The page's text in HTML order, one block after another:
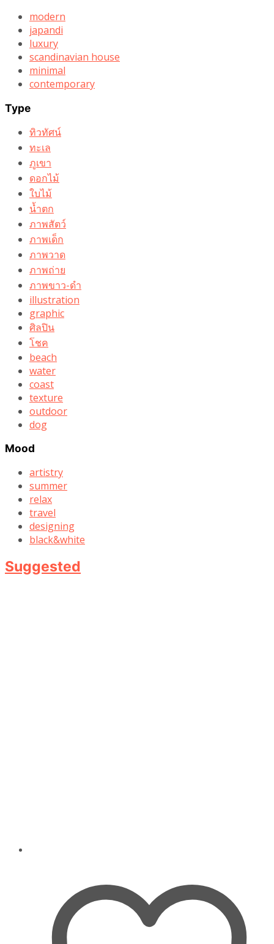
modern
japandi
luxury
scandinavian house
minimal
contemporary
Type
ทิวทัศน์
ทะเล
ภูเขา
ดอกไม้
ใบไม้
น้ำตก
ภาพสัตว์
ภาพเด็ก
ภาพวาด
ภาพถ่าย
ภาพขาว-ดำ
illustration
graphic
ศิลปิน
โชค
beach
water
coast
texture
outdoor
dog
Mood
artistry
summer
relax
travel
designing
black&white
Suggested